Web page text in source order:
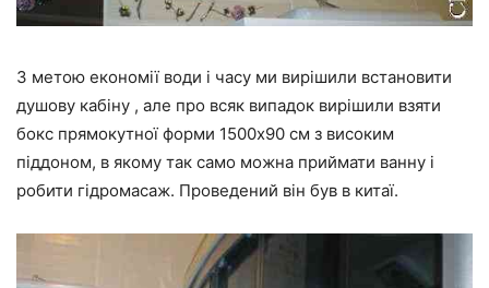
З метою економії води і часу ми вирішили встановити
душову кабіну , але про всяк випадок вирішили взяти
бокс прямокутної форми 1500х90 см з високим
піддоном, в якому так само можна приймати ванну і
робити гідромасаж. Проведений він був в китаї.